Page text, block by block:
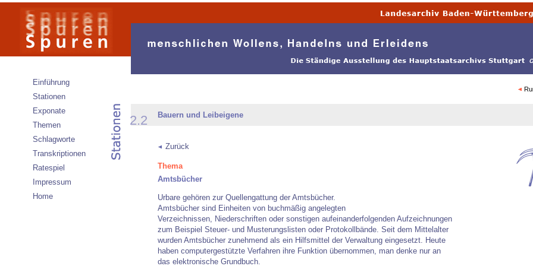
Einführung
Stationen
Exponate
Themen
Schlagworte
Transkriptionen
Ratespiel
Impressum
Home
2.2 Bauern und Leibeigene
Zurück
Thema
Amtsbücher
Urbare gehören zur Quellengattung der Amtsbücher.
Amtsbücher sind Einheiten von buchmäßig angelegten
Verzeichnissen, Niederschriften oder sonstigen aufeinanderfolgenden Aufzeichnungen 
zum Beispiel Steuer- und Musterungslisten oder Protokollbände. Seit dem Mittelalter
wurden Amtsbücher zunehmend als ein Hilfsmittel der Verwaltung eingesetzt. Heute
haben computergestützte Verfahren ihre Funktion übernommen, man denke nur an
das elektronische Grundbuch.